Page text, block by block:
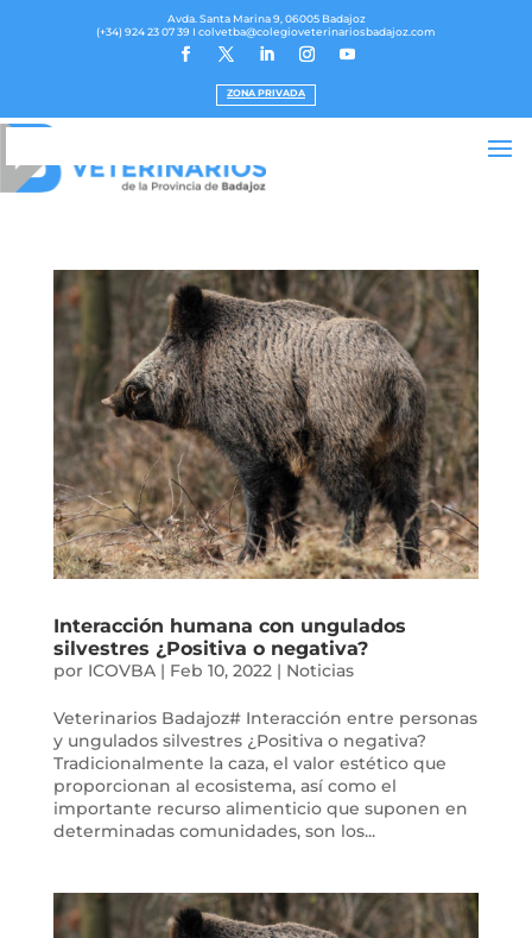
Avda. Santa Marina 9, 06005 Badajoz
(+34) 924 23 07 39 I colvetba@colegioveterinariosbadajoz.com
ZONA PRIVADA
Interacción humana con ungulados
silvestres ¿Positiva o negativa?
por ICOVBA| Feb 10, 2022| Noticias
Veterinarios Badajoz# Interacción entre personas
y ungulados silvestres ¿Positiva o negativa?
Tradicionalmente la caza, el valor estético que
proporcionan al ecosistema, así como el
importante recurso alimenticio que suponen en
determinadas comunidades, son los...